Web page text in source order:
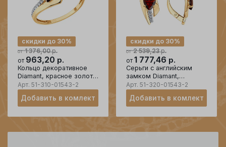
от 1 376,00р.
скидки до 30%
от 963,20 р.
Кольцо декоративное
Diamant, красное золото
585 проба, вставка
фианит
Арт. 51-310-01543-2
Добавить в комлект
от 2 539,23р.
скидки до 30%
от 1 777,46 р.
Серьги с английским
замком Diamant,
красное золото 585
проба, вставка фианит
Арт. 51-320-01543-2
Добавить в комлект